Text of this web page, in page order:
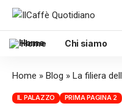
Home Chi siamo
Home » Blog » La filiera
IL PALAZZO PRIMA PAGINA 2